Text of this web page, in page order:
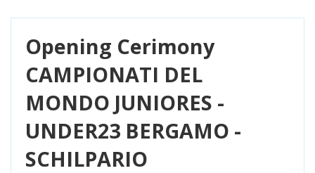
Opening Cerimony
CAMPIONATI DEL
MONDO JUNIORES -
UNDER23 BERGAMO -
SCHILPARIO